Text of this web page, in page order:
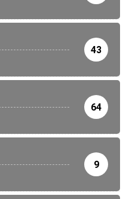
43
64
9